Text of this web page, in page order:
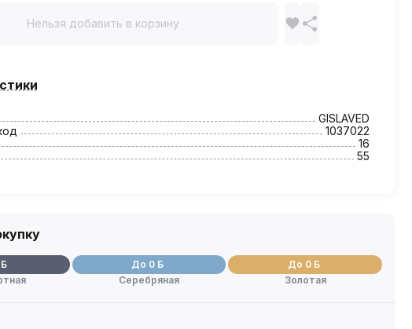
Нельзя добавить в корзину
GISLAVED
1037022
16
55
До 0 Б
Серебряная
До 0 Б
Золотая